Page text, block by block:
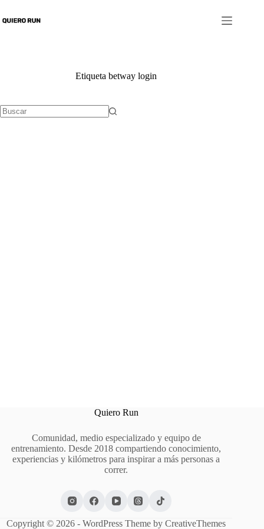
contenido
Etiqueta betway login
Quiero Run
Comunidad, medio especializado y equipo de
entrenamiento. Desde 2018 compartiendo conocimiento,
experiencias y kilómetros para inspirar a más personas a
correr.
Copyright © 2026 - WordPress Theme byCreativeThemes